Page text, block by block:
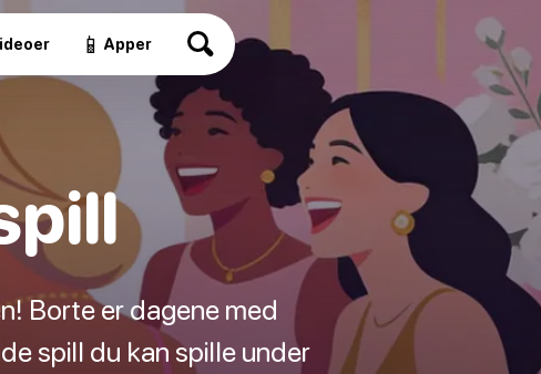
📱 Apper
Borte er dagene med
spill du kan spille under